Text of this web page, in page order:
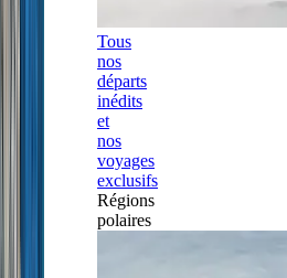
Tous
nos
départs
inédits
et
nos
voyages
exclusifs
Régions
polaires